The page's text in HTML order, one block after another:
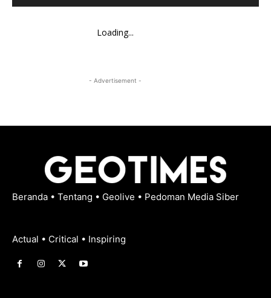
Loading...
- Advertisement -
Beranda • Tentang • Geolive • Pedoman Media Siber
Actual • Critical • Inspiring